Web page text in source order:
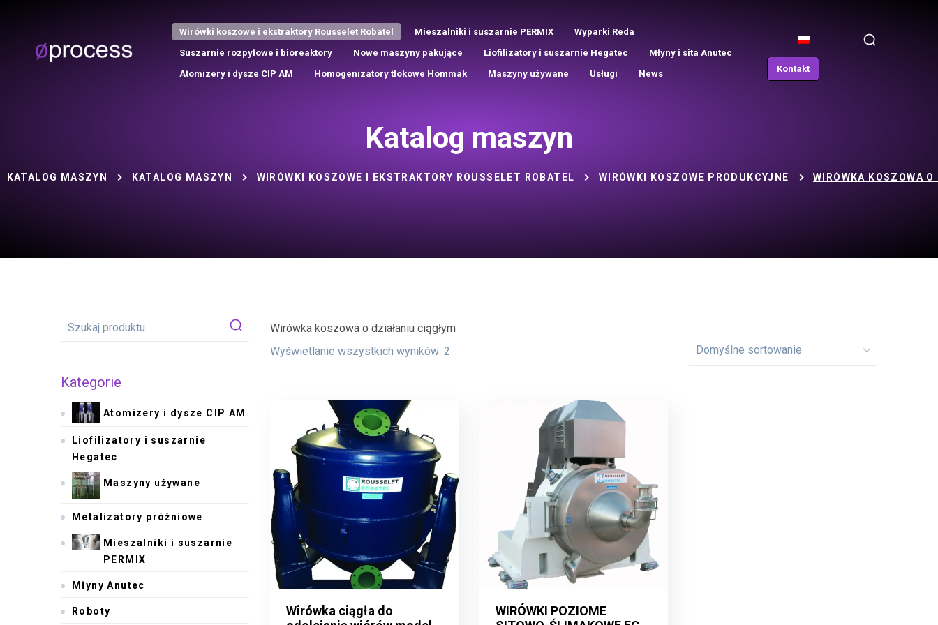
Wirówki koszowe i ekstraktory Rousselet Robatel Mieszalniki i suszarnie PERMIX
Wyparki Reda
Suszarnie rozpyłowe i bioreaktory
Nowe maszyny pakujące Liofilizatory i suszarnie Hegatec
Młyny i sita Anutec
Atomizery i dysze CIP AM
Homogenizatory tłokowe Hommak Maszyny używane Usługi News Kontakt
Katalog maszyn
KATALOG MASZYN KATALOG MASZYN WIRÓWKI KOSZOWE I EKSTRAKTORY ROUSSELET ROBATEL WIRÓWKI KOSZOWE PRODUKCYJNE WIRÓWKA KOSZOWA
Wirówka koszowa o działaniu ciągłym
Wyświetlanie wszystkich wyników: 2
Wirówka ciągła do
Wirówka ciągła do
WIRÓWKI POZIOME
WIRÓWKI POZIOME
Kategorie
Atomizery i dysze CIP AM
Liofilizatory i suszarnie
Hegatec
Maszyny używane
Metalizatory próżniowe
Mieszalniki i suszarnie
PERMIX
Młyny Anutec
Roboty